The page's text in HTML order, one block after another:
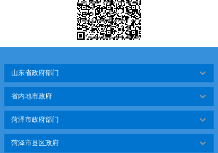
山东省政府部门
省内地市政府
菏泽市政府部门
菏泽市县区政府